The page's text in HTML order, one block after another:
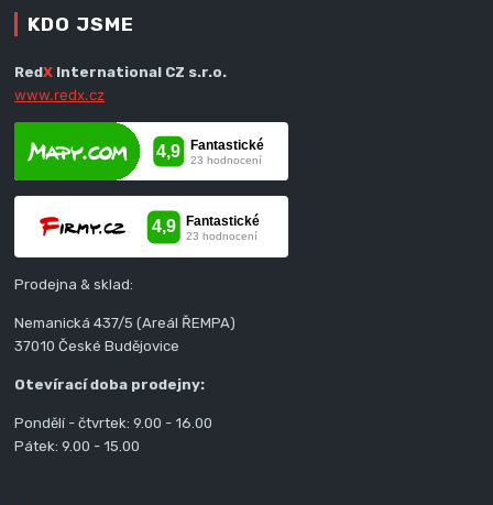
KDO JSME
RedX International CZ s.r.o.
www.redx.cz
Prodejna & sklad:
Nemanická 437/5 (Areál ŘEMPA)
37010 České Budějovice
Otevírací doba prodejny:
Pondělí - čtvrtek: 9.00 - 16.00
Pátek: 9.00 - 15.00